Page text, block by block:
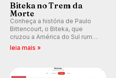
Biteka no Trem da
Morte
Conheça a história de Paulo
Bittencourt, o Biteka, que
cruzou a América do Sul rumo
ao Pacífico em uma jornada
leia mais »